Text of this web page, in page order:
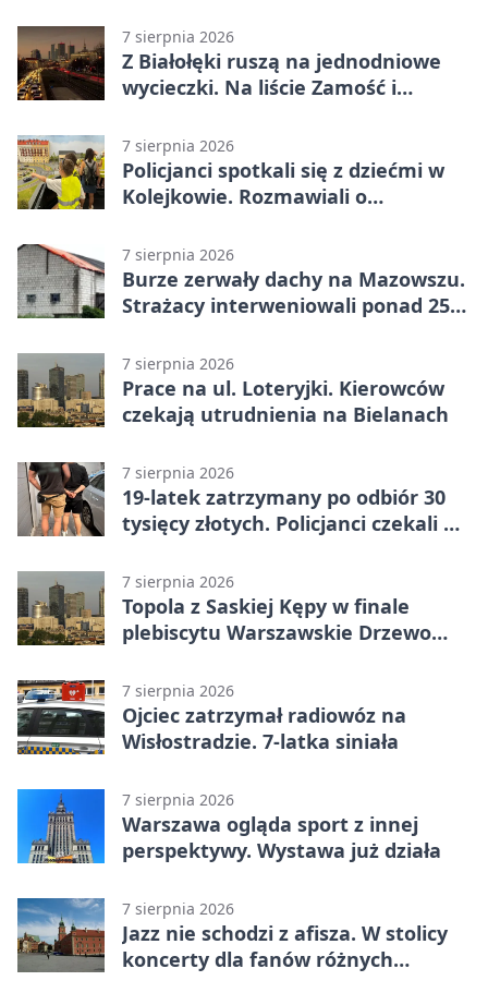
7 sierpnia 2026
Z Białołęki ruszą na jednodniowe
wycieczki. Na liście Zamość i
7 sierpnia 2026
Policjanci spotkali się z dziećmi w
Kolejkowie. Rozmawiali o
7 sierpnia 2026
Burze zerwały dachy na Mazowszu.
Strażacy interweniowali ponad 250
7 sierpnia 2026
Prace na ul. Loteryjki. Kierowców
czekają utrudnienia na Bielanach
7 sierpnia 2026
19-latek zatrzymany po odbiór 30
tysięcy złotych. Policjanci czekali w
7 sierpnia 2026
Topola z Saskiej Kępy w finale
plebiscytu Warszawskie Drzewo
7 sierpnia 2026
Ojciec zatrzymał radiowóz na
Wisłostradzie. 7-latka siniała
7 sierpnia 2026
Warszawa ogląda sport z innej
perspektywy. Wystawa już działa
7 sierpnia 2026
Jazz nie schodzi z afisza. W stolicy
koncerty dla fanów różnych